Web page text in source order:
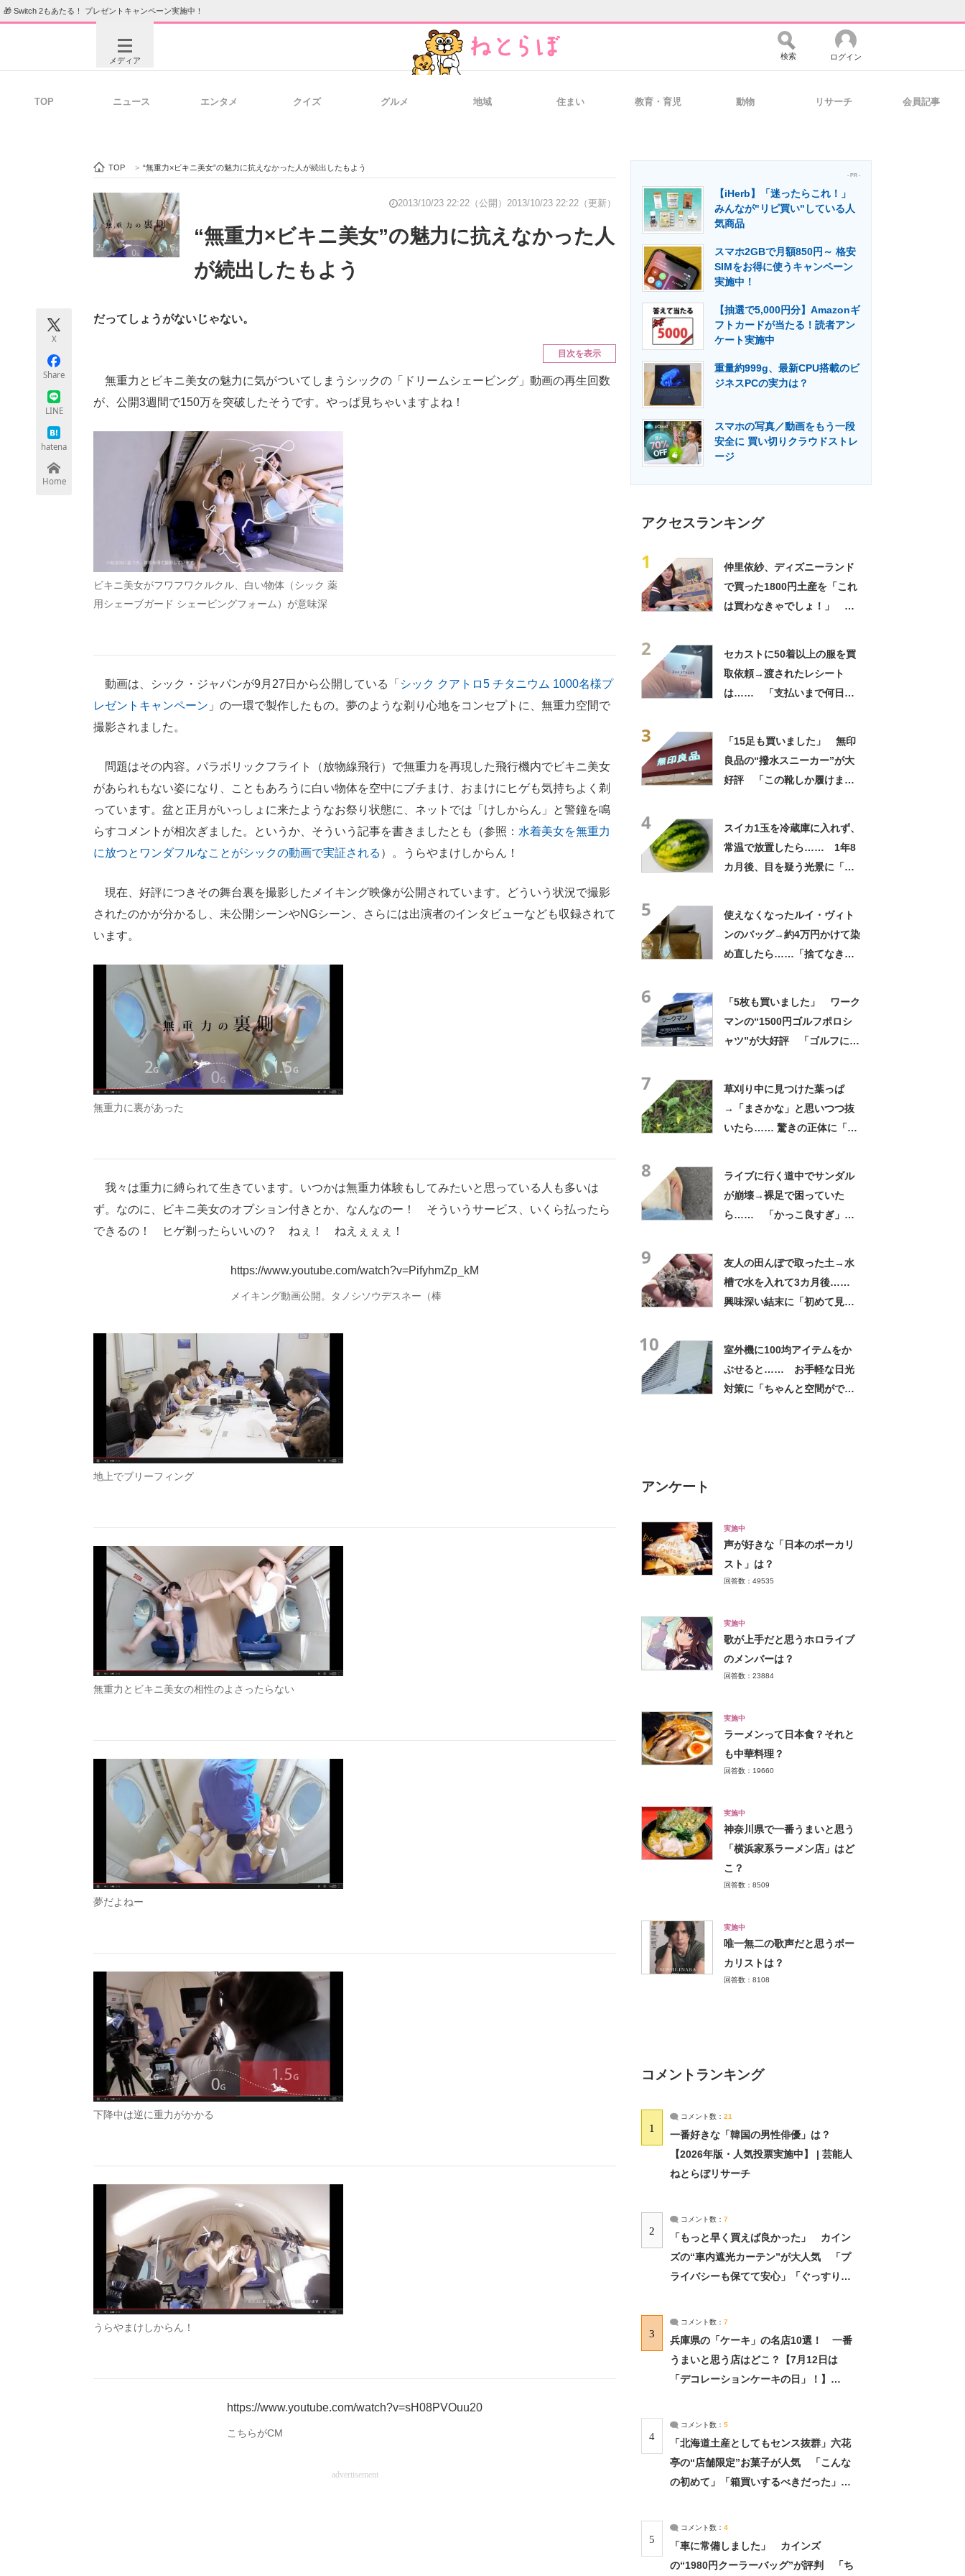
🎁 Switch 2もあたる！ プレゼントキャンペーン実施中！
メディア
ビジネスと働き方のヒント 経営リーダーのコミュニティ マーケ×ITの今がよく分かる
ITエンジニア向け専門サイト 企業向けIT製品の総合サイト 製造業のIT導入・活用を支援
エネルギーの専門メディア 建設×テクノロジーの最前線
ちょっと気になるネットの話題
検索 ログイン
TOP ニュース エンタメ クイズ グルメ 地域 住まい 教育・育児 動物 リサーチ 会員記事
TOP > “無重力×ビキニ美女”の魅力に抗えなかった人が続出したもよう
2013/10/23 22:22（公開） 2013/10/23 22:22（更新）
“無重力×ビキニ美女”の魅力に抗えなかった人
が続出したもよう
X
Share
LINE
hatena
Home
だってしょうがないじゃない。
目次を表示
無重力とビキニ美女の魅力に気がついてしまうシックの「ドリームシェービング」動画の再生回数
が、公開3週間で150万を突破したそうです。やっぱ見ちゃいますよね！
ビキニ美女がフワフワクルクル、白い物体（シック 薬
用シェーブガード シェービングフォーム）が意味深
動画は、シック・ジャパンが9月27日から公開している「 シック クアトロ5 チタニウム 1000名様プ
レゼントキャンペーン 」の一環で製作したもの。夢のような剃り心地をコンセプトに、無重力空間で
撮影されました。
問題はその内容。パラボリックフライト（放物線飛行）で無重力を再現した飛行機内でビキニ美女
があられもない姿になり、こともあろうに白い物体を空中にブチまけ、おまけにヒゲも気持ちよく剃
っています。盆と正月がいっしょに来たようなお祭り状態に、ネットでは「けしからん」と警鐘を鳴
らすコメントが相次ぎました。というか、そういう記事を書きましたとも（参照： 水着美女を無重力
に放つとワンダフルなことがシックの動画で実証される ）。うらやまけしからん！
現在、好評につきその舞台裏を撮影したメイキング映像が公開されています。どういう状況で撮影
されたのかが分かるし、未公開シーンやNGシーン、さらには出演者のインタビューなども収録されて
います。
無重力に裏があった
我々は重力に縛られて生きています。いつかは無重力体験もしてみたいと思っている人も多いは
ず。なのに、ビキニ美女のオプション付きとか、なんなのー！ そういうサービス、いくら払ったら
できるの！ ヒゲ剃ったらいいの？ ねぇ！ ねえぇぇぇ！
https://www.youtube.com/watch?v=PifyhmZp_kM
メイキング動画公開。タノシソウデスネー（棒
地上でブリーフィング
無重力とビキニ美女の相性のよさったらない
夢だよねー
下降中は逆に重力がかかる
うらやまけしからん！
https://www.youtube.com/watch?v=sH08PVOuu20
こちらがCM
advertisement
- PR -
【iHerb】「迷ったらこれ！」
みんなが"リピ買い"している人
気商品
スマホ2GBで月額850円～ 格安
SIMをお得に使うキャンペーン
実施中！
【抽選で5,000円分】Amazonギ
フトカードが当たる！読者アン
ケート実施中
重量約999g、最新CPU搭載のビ
ジネスPCの実力は？
スマホの写真／動画をもう一段
安全に 買い切りクラウドストレ
ージ
アクセスランキング
1
仲里依紗、ディズニーランド
で買った1800円土産を「これ
は買わなきゃでしょ！」
2
セカストに50着以上の服を買
取依頼→渡されたレシート
は…… 「支払いまで何日か
3
「15足も買いました」 無印
良品の“撥水スニーカー”が大
好評 「この靴しか履けませ
4
スイカ1玉を冷蔵庫に入れず、
常温で放置したら…… 1年8
カ月後、目を疑う光景に「ヤ
5
使えなくなったルイ・ヴィト
ンのバッグ→約4万円かけて染
め直したら……「捨てなきゃ
6
「5枚も買いました」 ワーク
マンの“1500円ゴルフポロシ
ャツ”が大好評 「ゴルフにも
7
草刈り中に見つけた葉っぱ
→「まさかな」と思いつつ抜
いたら…… 驚きの正体に「お
8
ライブに行く道中でサンダル
が崩壊→裸足で困っていた
ら…… 「かっこ良すぎ」ま
9
友人の田んぼで取った土→水
槽で水を入れて3カ月後……
興味深い結末に「初めて見
10
室外機に100均アイテムをか
ぶせると…… お手軽な日光
対策に「ちゃんと空間ができ
アンケート
実施中
声が好きな「日本のボーカリ
スト」は？
回答数：49535
実施中
歌が上手だと思うホロライブ
のメンバーは？
回答数：23884
実施中
ラーメンって日本食？それと
も中華料理？
回答数：19660
実施中
神奈川県で一番うまいと思う
「横浜家系ラーメン店」はど
こ？
回答数：8509
実施中
唯一無二の歌声だと思うボー
カリストは？
回答数：8108
コメントランキング
1
コメント数： 21
一番好きな「韓国の男性俳優」は？
【2026年版・人気投票実施中】 | 芸能人
ねとらぼリサーチ
2
コメント数： 7
「もっと早く買えば良かった」 カイン
ズの“車内遮光カーテン”が大人気 「プ
ライバシーも保てて安心」「ぐっすり眠
3
コメント数： 7
兵庫県の「ケーキ」の名店10選！ 一番
うまいと思う店はどこ？【7月12日は
「デコレーションケーキの日」！】
4
コメント数： 5
「北海道土産としてもセンス抜群」六花
亭の“店舗限定”お菓子が人気 「こんな
の初めて」「箱買いするべきだった」
5
コメント数： 4
「車に常備しました」 カインズ
の“1980円クーラーバッグ”が評判 「ち